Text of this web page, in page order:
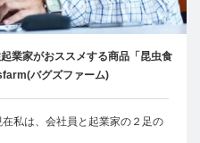
業家がおススメする商品「昆虫食
バグズファーム)
私は、会社員と起業家の２足の